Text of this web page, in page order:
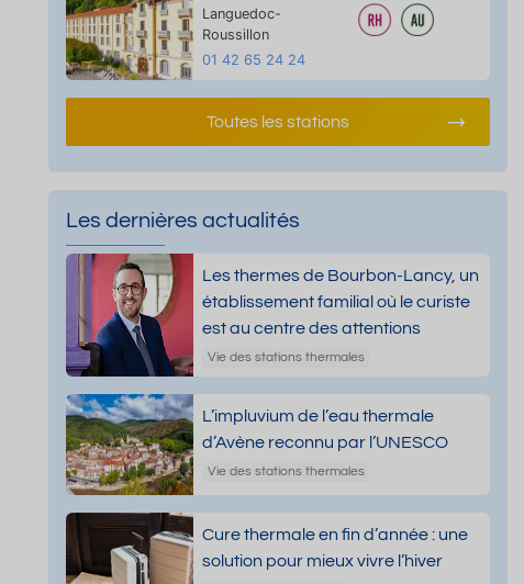
Languedoc-
Roussillon
01 42 65 24 24
Toutes les stations
Les dernières actualités
Les thermes de Bourbon-Lancy, un
établissement familial où le curiste
est au centre des attentions
Vie des stations thermales
L’impluvium de l’eau thermale
d’Avène reconnu par l’UNESCO
Vie des stations thermales
Cure thermale en fin d’année : une
solution pour mieux vivre l’hiver